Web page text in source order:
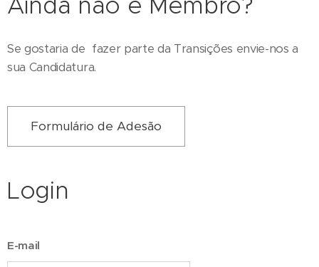
Se gostaria de fazer parte da Transições envie-nos a
sua Candidatura.
Formulário de Adesão
Login
E-mail